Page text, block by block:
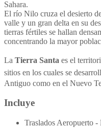
Sahara.
El río Nilo cruza el desierto
valle y un gran delta en su
tierras fértiles se hallan
concentrando la mayor
La Tierra Santa es el
sitios en los cuales se
Antiguo como en el Nuevo
Incluye
Traslados Aeropuerto